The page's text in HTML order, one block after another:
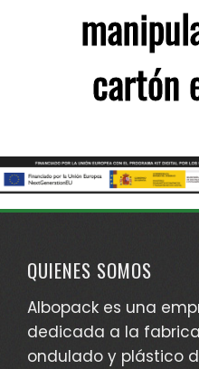
cartón
QUIENES SOMOS
Albopack es una
dedicada a la
ondulado y plástico